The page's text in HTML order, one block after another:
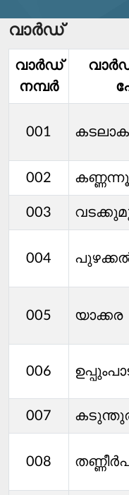
വാര്‍ഡ്
വാര്‍ഡ്‌
നമ്പര്‍
001
002
003
004
005 യാക്കര
006
007
008